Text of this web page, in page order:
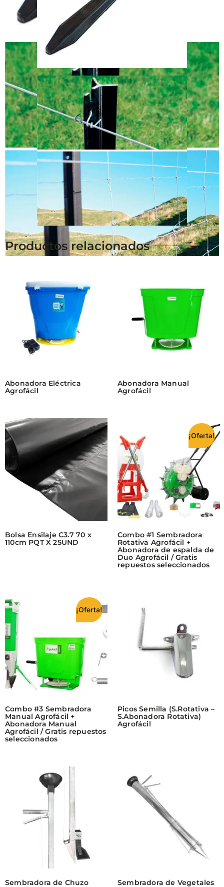
Productos relacionados
Abonadora Eléctrica
Agrofácil
Abonadora Manual
Agrofácil
Bolsa Ensilaje C3.7 70 x
110cm PQT X 25UND
¡Oferta!
Combo #1 Sembradora
Rotativa Agrofácil +
Abonadora de espalda de
Duo Agrofácil / Gratis
repuestos seleccionados
¡Oferta!
Combo #3 Sembradora
Manual Agrofácil +
Abonadora Manual
Agrofácil / Gratis repuestos
seleccionados
Picos Semilla (S.Rotativa –
S.Abonadora Rotativa)
Agrofácil
Sembradora de Chuzo
Sembradora de Vegetales